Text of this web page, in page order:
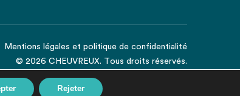
Mentions légales et politique de confidentialité
© 2026 CHEUVREUX. Tous droits réservés.
Rejeter